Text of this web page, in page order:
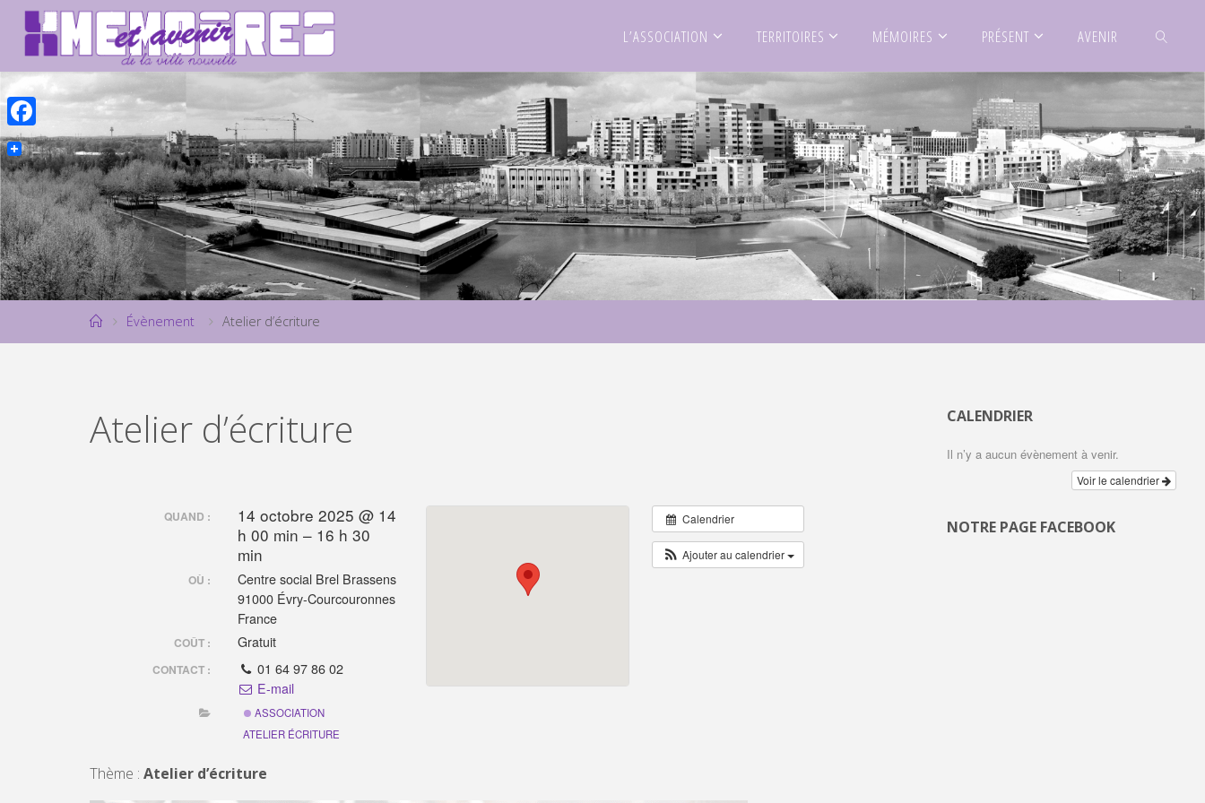
content
L’ASSOCIATION TERRITOIRES MÉMOIRES PRÉSENT AVENIR
SEARCH
HomeÉvènement Atelier d’écriture
Atelier d’écriture
Calendrier
Ajouter au calendrier
QUAND :
14 octobre 2025 @ 14
h 00 min – 16 h 30
min
OÙ :
Centre social Brel Brassens
91000 Évry-Courcouronnes
France
COÛT : Gratuit
CONTACT :
01 64 97 86 02
E-mail
ASSOCIATION
ATELIER ÉCRITURE
Thème : Atelier d’écriture
CALENDRIER
Il n’y a aucun évènement à venir.
Voir le calendrier
NOTRE PAGE FACEBOOK
Facebook